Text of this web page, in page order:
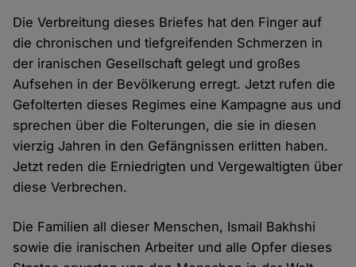
Die Verbreitung dieses Briefes hat den Finger auf
die chronischen und tiefgreifenden Schmerzen in
der iranischen Gesellschaft gelegt und großes
Aufsehen in der Bevölkerung erregt. Jetzt rufen die
Gefolterten dieses Regimes eine Kampagne aus und
sprechen über die Folterungen, die sie in diesen
vierzig Jahren in den Gefängnissen erlitten haben.
Jetzt reden die Erniedrigten und Vergewaltigten über
diese Verbrechen.
Die Familien all dieser Menschen, Ismail Bakhshi
sowie die iranischen Arbeiter und alle Opfer dieses